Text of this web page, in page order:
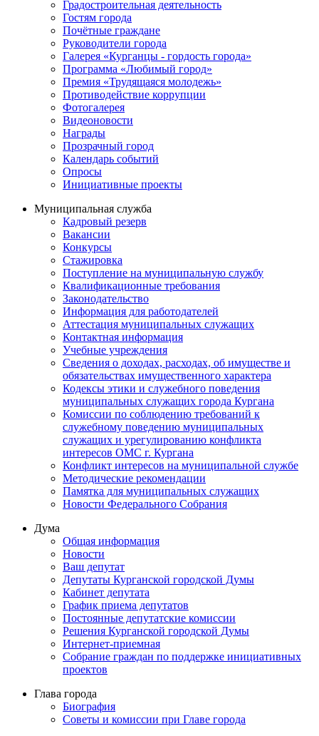
Градостроительная деятельность
Гостям города
Почётные граждане
Руководители города
Галерея «Курганцы - гордость города»
Программа «Любимый город»
Премия «Трудящаяся молодежь»
Противодействие коррупции
Фотогалерея
Видеоновости
Награды
Прозрачный город
Календарь событий
Опросы
Инициативные проекты
Муниципальная служба
Кадровый резерв
Вакансии
Конкурсы
Стажировка
Поступление на муниципальную службу
Квалификационные требования
Законодательство
Информация для работодателей
Аттестация муниципальных служащих
Контактная информация
Учебные учреждения
Сведения о доходах, расходах, об имуществе и
обязательствах имущественного характера
Кодексы этики и служебного поведения
муниципальных служащих города Кургана
Комиссии по соблюдению требований к
служебному поведению муниципальных
служащих и урегулированию конфликта
интересов ОМС г. Кургана
Конфликт интересов на муниципальной службе
Методические рекомендации
Памятка для муниципальных служащих
Новости Федерального Cобрания
Дума
Общая информация
Новости
Ваш депутат
Депутаты Курганской городской Думы
Кабинет депутата
График приема депутатов
Постоянные депутатские комиссии
Решения Курганской городской Думы
Интернет-приемная
Собрание граждан по поддержке инициативных
проектов
Глава города
Биография
Советы и комиссии при Главе города